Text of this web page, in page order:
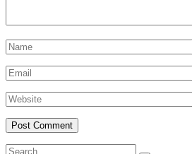
Search